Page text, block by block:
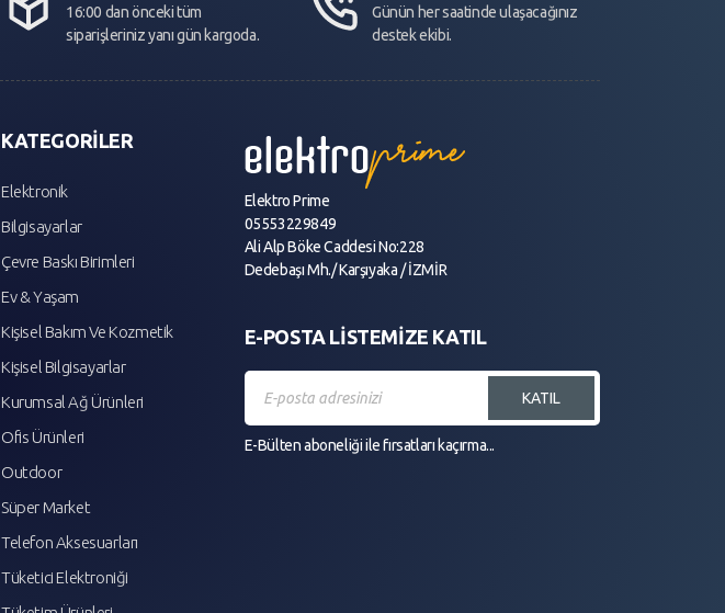
16:00 dan önceki tüm
siparişleriniz yanı gün kargoda.
Günün her saatinde ulaşacağınız
destek ekibi.
KATEGORİLER
Elektronik
Bilgisayarlar
Çevre Baskı Birimleri
Ev & Yaşam
Kişisel Bakım Ve Kozmetik
Kişisel Bilgisayarlar
Kurumsal Ağ Ürünleri
Ofis Ürünleri
Outdoor
Süper Market
Telefon Aksesuarları
Tüketici Elektroniği
Elektro Prime
05553229849
Ali Alp Böke Caddesi No:228
Dedebaşı Mh./ Karşıyaka / İZMİR
E-POSTA LİSTEMİZE KATIL
KATIL
E-Bülten aboneliği ile fırsatları kaçırma...